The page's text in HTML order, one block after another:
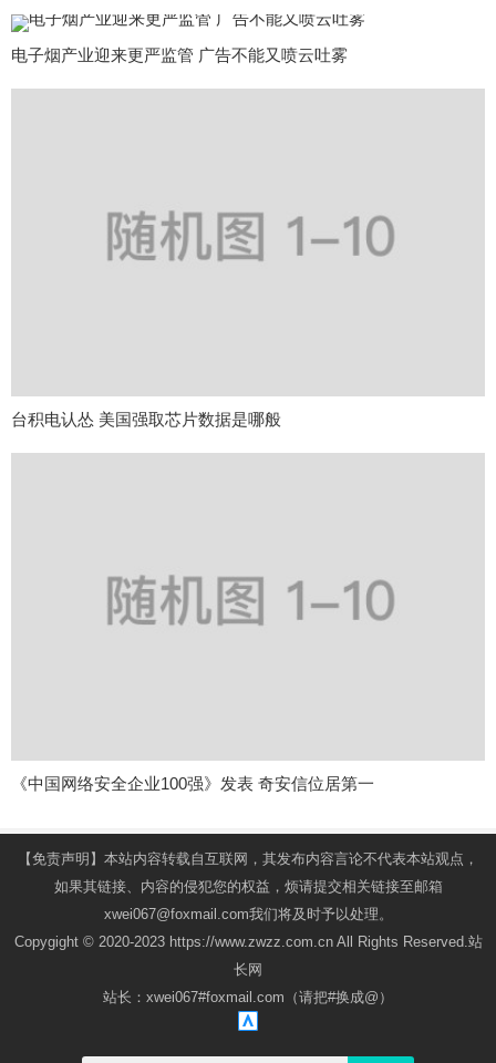
电子烟产业迎来更严监管 广告不能又喷云吐雾
台积电认怂 美国强取芯片数据是哪般
《中国网络安全企业100强》发表 奇安信位居第一
【免责声明】本站内容转载自互联网，其发布内容言论不代表本站观点，
如果其链接、内容的侵犯您的权益，烦请提交相关链接至邮箱
xwei067@foxmail.com我们将及时予以处理。
Copygight © 2020-2023 https://www.zwzz.com.cn All Rights Reserved.站
长网
站长：xwei067#foxmail.com（请把#换成@）